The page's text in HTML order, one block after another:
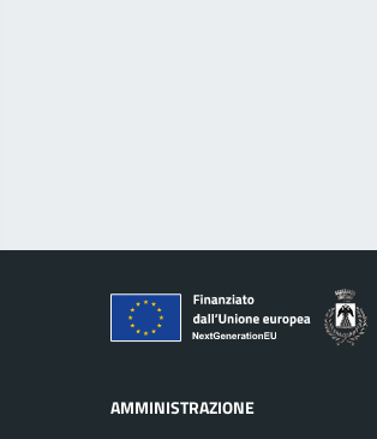
AMMINISTRAZIONE